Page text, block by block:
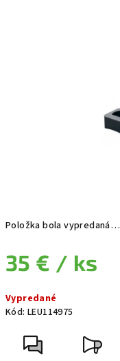
Položka bola vypredaná…
35 € / ks
Vypredané
Kód: LEU114975